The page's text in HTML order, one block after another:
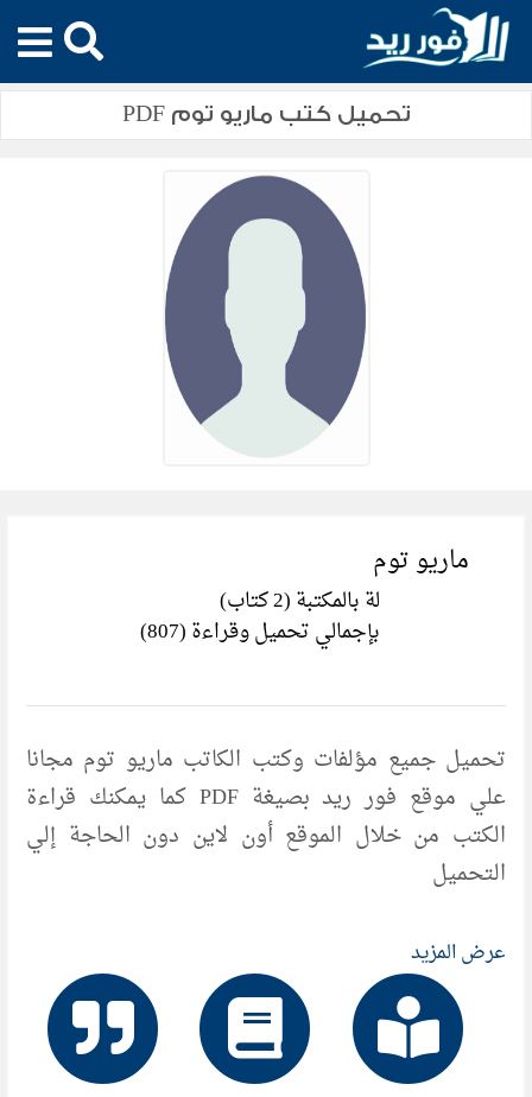
تحميل كتب ماريو توم PDF
ماريو توم
لة بالمكتبة (2 كتاب)
بإجمالي تحميل وقراءة (807)
تحميل جميع مؤلفات وكتب الكاتب ماريو توم مجانا
علي موقع فور ريد بصيغة PDF كما يمكنك قراءة
الكتب من خلال الموقع أون لاين دون الحاجة إلي
التحميل
عرض المزيد